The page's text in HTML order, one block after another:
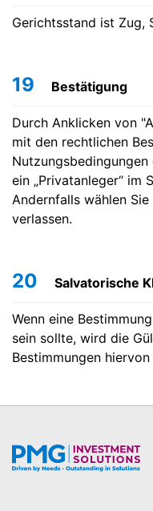
Gerichtsstand ist Zug,
19 Bestätigung
Durch Anklicken von
mit den rechtlichen
ein „Privatanleger“ im
Andernfalls wählen
verlassen.
20 Salvatorische
Wenn eine
sein sollte, wird die
Bestimmungen